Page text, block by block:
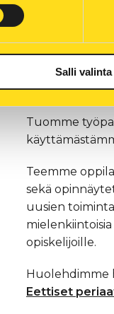
Salli valinta
Paikallisuus
vaikutuksena.
ammattilaista,
palveluiden
Tuomme
Teemme
sekä
uusien
opiskelijoille.
Huolehdimme
Eettiset